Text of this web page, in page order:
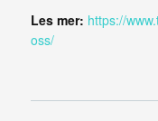
Les mer: https://
oss/